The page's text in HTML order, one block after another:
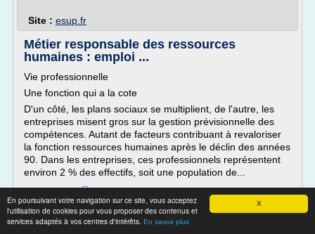
X
En poursuivant votre navigation sur ce site, vous acceptez
l'utilisation de cookies pour vous proposer des contenus et
services adaptés à vos centres d'intérêts. En savoir plus
Site : esup.fr
Métier responsable des ressources
humaines : emploi ...
Vie professionnelle
Une fonction qui a la cote
D'un côté, les plans sociaux se multiplient, de l'autre, les
entreprises misent gros sur la gestion prévisionnelle des
compétences. Autant de facteurs contribuant à revaloriser
la fonction ressources humaines après le déclin des années
90. Dans les entreprises, ces professionnels représentent
environ 2 % des effectifs, soit une population de...
Site :http://www.jobintree.com